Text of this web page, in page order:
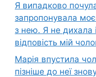
Я випадково
запропонувала
з нею. Я не дихала
відповість мій
Марія впустила
пізніше до неї